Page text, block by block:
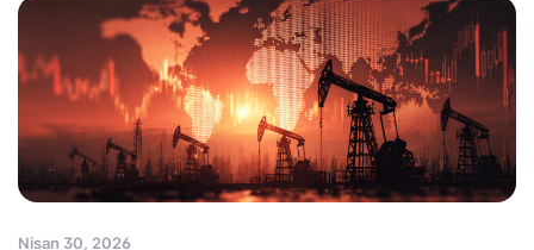
Nisan 30, 2026